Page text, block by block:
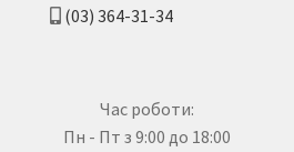
(03) 364-31-34
Час роботи:
Пн - Пт з 9:00 до 18:00